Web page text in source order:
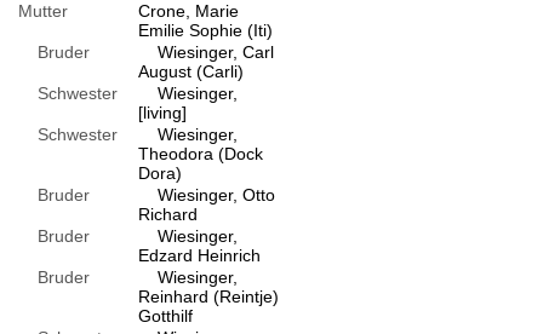
Mutter
Crone, Marie
Emilie Sophie (Iti)
Bruder
Wiesinger, Carl
August (Carli)
Schwester
Wiesinger,
[living]
Schwester
Wiesinger,
Theodora (Dock
Dora)
Bruder
Wiesinger, Otto
Richard
Bruder
Wiesinger,
Edzard Heinrich
Bruder
Wiesinger,
Reinhard (Reintje)
Gotthilf